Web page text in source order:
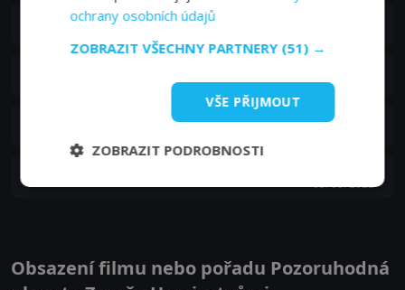
4. epizoda:Polární záře
19. 08. 2022
S01E02
05. 08. 2022
Obsazení filmu nebo pořadu Pozoruhodná
ochrany osobních údajů
ZOBRAZIT VŠECHNY PARTNERY (51) →
VŠE PŘIJMOUT
ZOBRAZIT PODROBNOSTI